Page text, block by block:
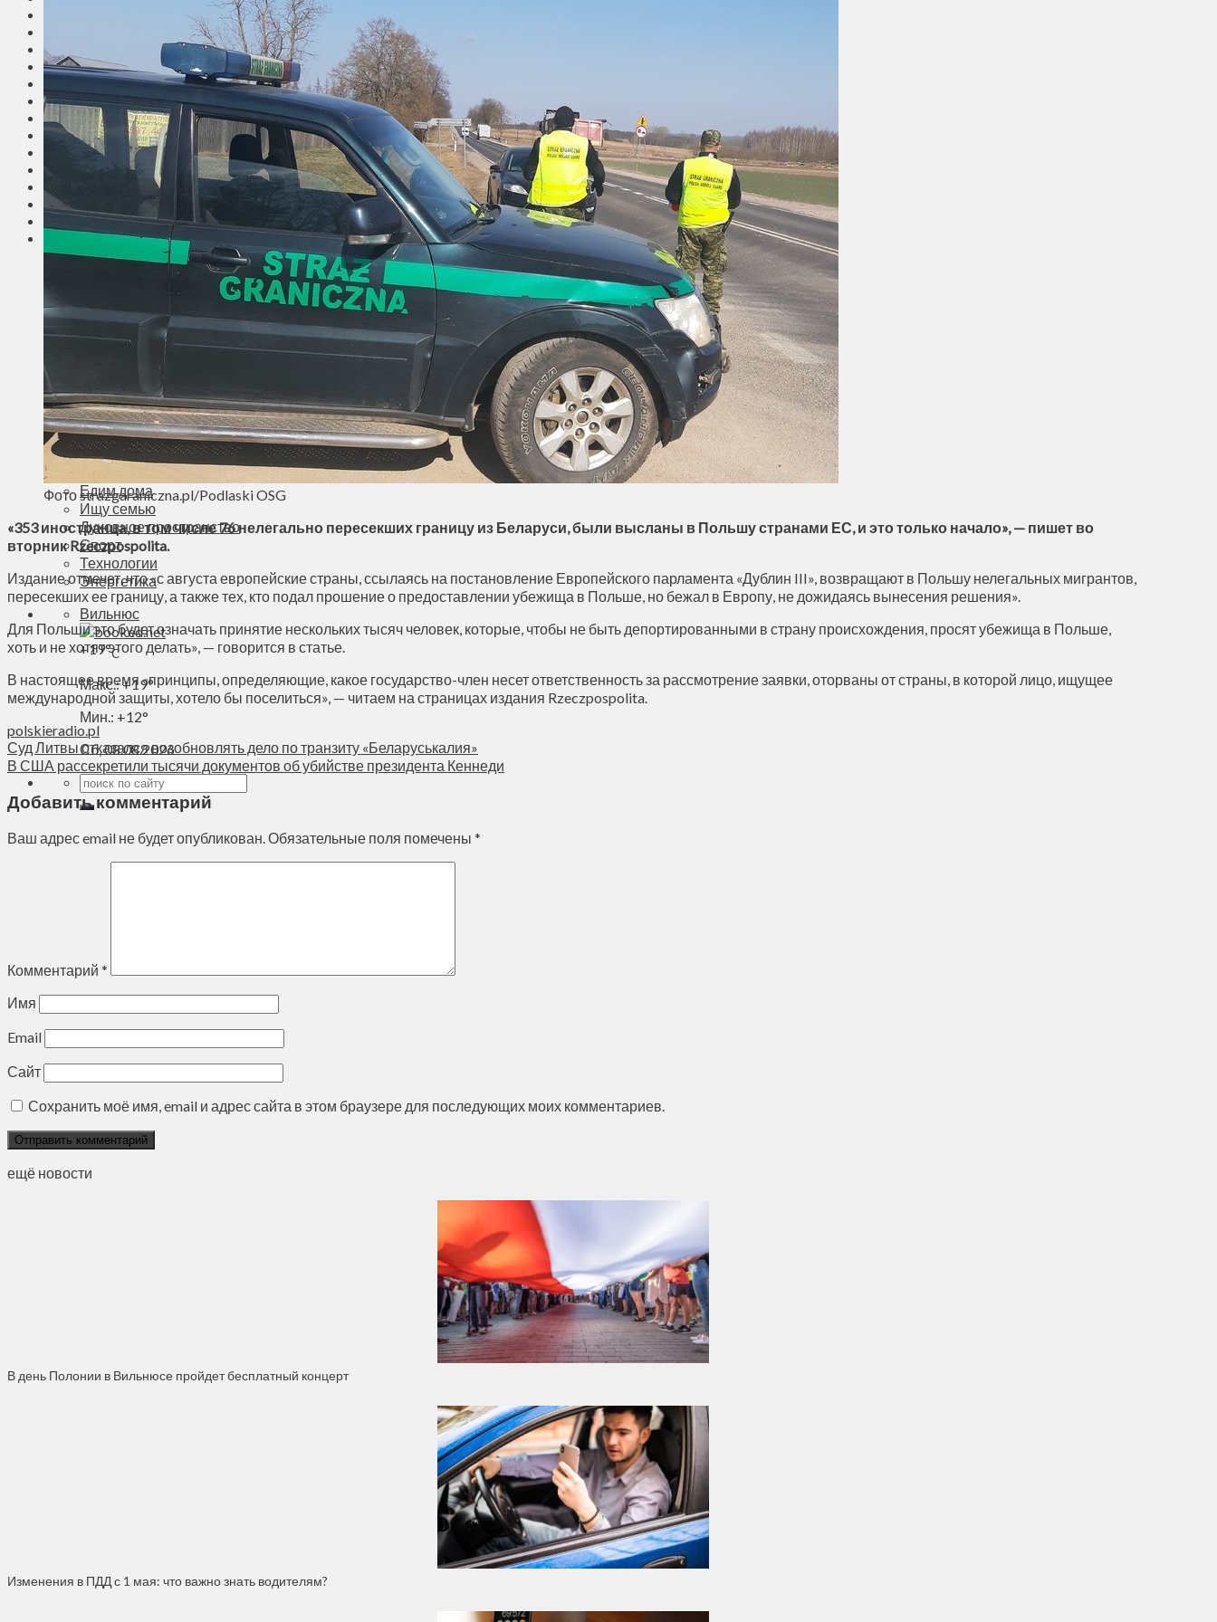
Вильнюс
Клайпеда
Висагинас
Регионы
Соседи
Транспорт
Выбор читателей
Калейдоскоп
Сейм Литвы
Культура
Больше
Фоторепортаж
ЛК рекомендует
Сеньорам
Образование
Здравоохранение
Происшествия
Приграничье
Деньги
Визиты
Выборы
Агроновости
Едим дома
Ищу семью
Духовное пространство
Спорт
Технологии
Энергетика
Вильнюс
+19°C
Макс.:+19°
Мин.: +12°
Сб, 08.08.2026
Фото strazgaraniczna.pl/Podlaski OSG
«353 иностранца, в том числе 76 нелегально пересекших границу из Беларуси, были высланы в Польшу странами ЕС, и это только начало», — пишет во
вторник Rzeczpospolita.
Издание отмечет, что «с августа европейские страны, ссылаясь на постановление Европейского парламента «Дублин III», возвращают в Польшу нелегальных мигрантов,
пересекших ее границу, а также тех, кто подал прошение о предоставлении убежища в Польше, но бежал в Европу, не дожидаясь вынесения решения».
Для Польши это будет означать принятие нескольких тысяч человек, которые, чтобы не быть депортированными в страну происхождения, просят убежища в Польше,
хоть и не хотят этого делать», — говорится в статье.
В настоящее время «принципы, определяющие, какое государство-член несет ответственность за рассмотрение заявки, оторваны от страны, в которой лицо, ищущее
международной защиты, хотело бы поселиться», — читаем на страницах издания Rzeczpospolita.
polskieradio.pl
Суд Литвы отказался возобновлять дело по транзиту «Беларуськалия»
В США рассекретили тысячи документов об убийстве президента Кеннеди
Добавить комментарий
Ваш адрес email не будет опубликован.Обязательные поля помечены *
Комментарий *
Имя
Email
Сайт
Сохранить моё имя, email и адрес сайта в этом браузере для последующих моих комментариев.
ещё новости
В день Полонии в Вильнюсе пройдет бесплатный концерт
Изменения в ПДД с 1 мая: что важно знать водителям?